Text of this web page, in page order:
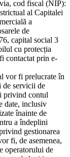
cod fiscal (NIP):
al Capitalei
a
de
capital social 3
cu protecția
contactat prin e-
vor fi prelucrate în
de servicii de
privind contul
date, inclusiv
înainte de
a îndeplini
gestionarea
fi, de asemenea,
operatorului de